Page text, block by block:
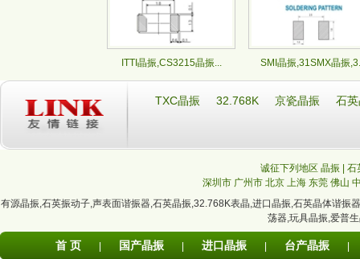
ITTI晶振,CS3215晶振... SMI晶振,31SMX晶振
TXC晶振 32.768K 京瓷晶振 石
诚征下列地区 晶振 |
深圳市 广州市 北京 上海 东莞 佛山
有源晶振,石英振动子,声表面谐振器,石英晶振,32.768K表晶,进口晶振,石英晶体谐振器
荡器,玩具晶振,爱普
首 页 国产晶振 进口晶振 台产晶振